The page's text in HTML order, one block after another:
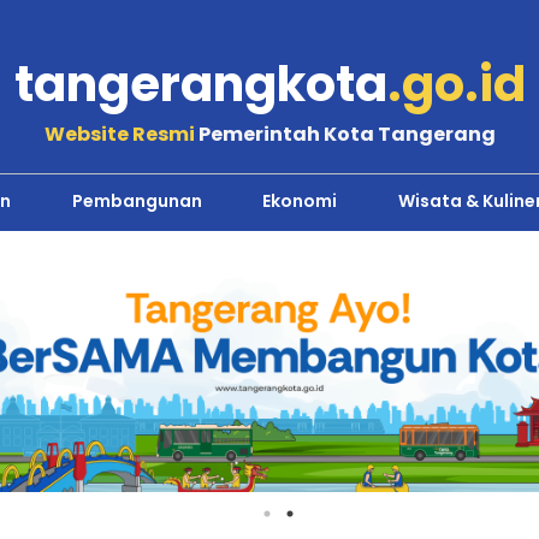
tangerangkota.go.id
Website Resmi Pemerintah Kota Tangerang
Pembangunan Ekonomi Wisata &